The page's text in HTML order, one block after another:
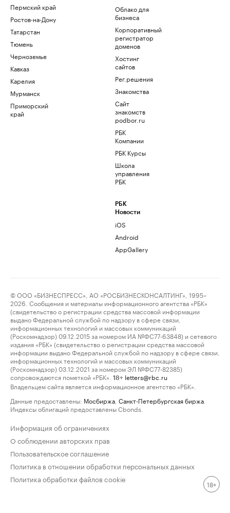
Пермский край
Ростов-на-Дону
Татарстан
Тюмень
Черноземье
Кавказ
Карелия
Мурманск
Приморский
край
Облако для
бизнеса
Корпоративный
регистратор
доменов
Хостинг
сайтов
Рег.решения
Знакомства
Сайт
знакомств
podbor.ru
РБК
Компании
РБК Курсы
Школа
управления
РБК
РБК
Новости
iOS
Android
AppGallery
© ООО «БИЗНЕСПРЕСС», АО «РОСБИЗНЕСКОНСАЛТИНГ», 1995–
2026. Сообщения и материалы информационного агентства «РБК»
(свидетельство о регистрации средства массовой информации
выдано Федеральной службой по надзору в сфере связи,
информационных технологий и массовых коммуникаций
(Роскомнадзор) 09.12.2015 за номером ИА №ФС77-63848) и сетевого
издания «РБК» (свидетельство о регистрации средства массовой
информации выдано Федеральной службой по надзору в сфере связи,
информационных технологий и массовых коммуникаций
(Роскомнадзор) 03.12.2021 за номером ЭЛ №ФС77-82385)
сопровождаются пометкой «РБК».
18+ letters@rbc.ru
Владельцем сайта является информационное агентство «РБК».
Данные предоставлены: Мосбиржа Санкт-Петербургская биржа
Индексы облигаций предоставлены Cbonds.
Информация об ограничениях
О соблюдении авторских прав
Пользовательское соглашение
Политика в отношении обработки персональных данных
Политика обработки файлов cookie
18+